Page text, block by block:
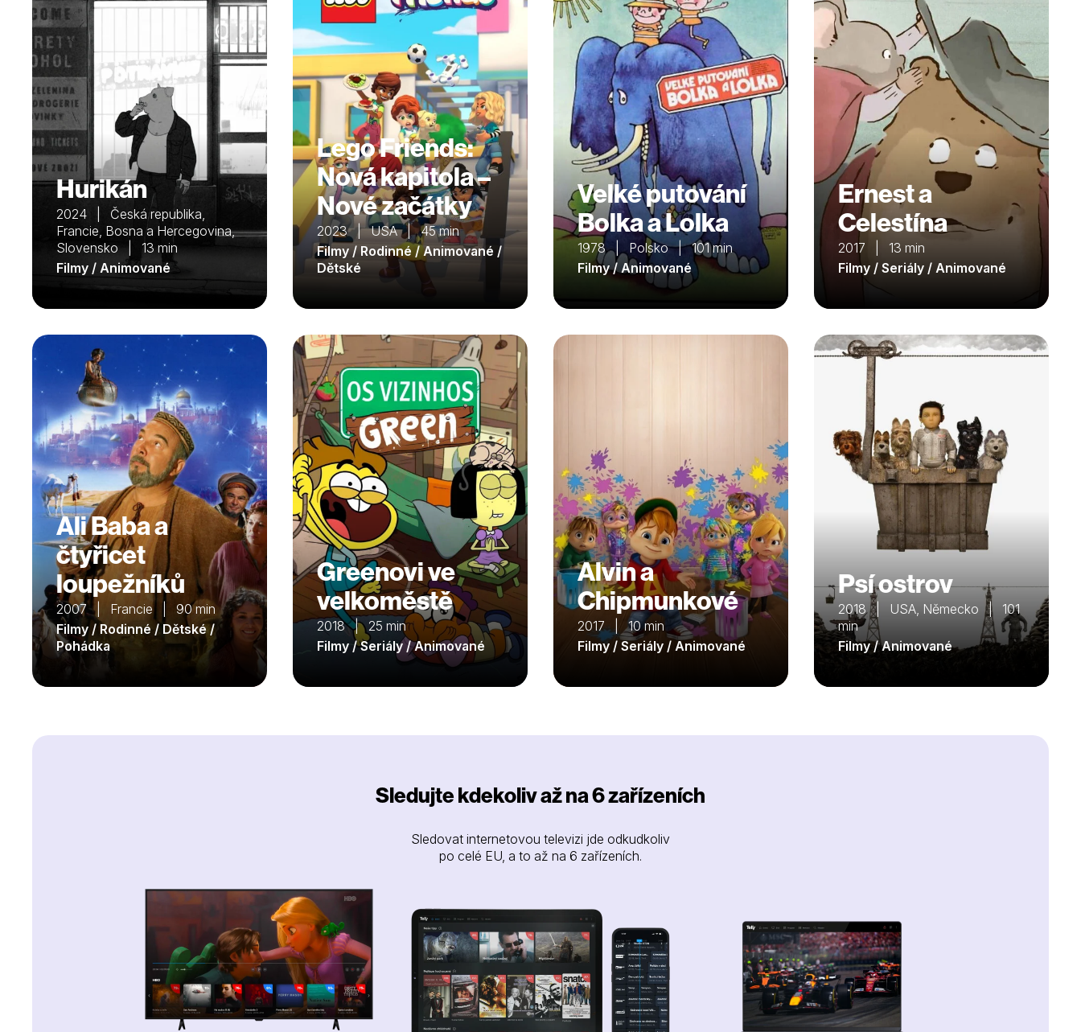
Hurikán
2024 | Česká republika,
Francie, Bosna a Hercegovina,
Slovensko | 13 min
Filmy / Animované
Lego Friends:
Nová kapitola –
Nové začátky
2023 | USA | 45 min
Filmy / Rodinné / Animované /
Dětské
Velké putování
Bolka a Lolka
1978 | Polsko | 101 min
Filmy / Animované
Ernest a
Celestína
2017 | 13 min
Filmy / Seriály / Animované
Ali Baba a
čtyřicet
loupežníků
2007 | Francie | 90 min
Filmy / Rodinné / Dětské /
Pohádka
Greenovi ve
velkoměstě
2018 | 25 min
Filmy / Seriály / Animované
Alvin a
Chipmunkové
2017 | 10 min
Filmy / Seriály / Animované
Psí ostrov
2018 | USA, Německo | 101
min
Filmy / Animované
Sledujte kdekoliv až na 6 zařízeních
Sledovat internetovou televizi jde odkudkoliv
po celé EU, a to až na 6 zařízeních.